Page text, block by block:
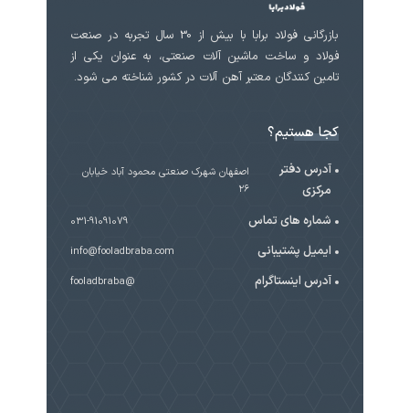
بازرگانی فولاد برابا با بیش از 30 سال تجربه در صنعت
فولاد و ساخت ماشین آلات صنعتی، به عنوان یکی از
تامین کنندگان معتبر آهن آلات در کشور شناخته می شود.
کجا هستیم؟
آدرس دفتر
مرکزی
اصفهان شهرک صنعتی محمود آباد خیابان
۲۶
شماره های تماس 031-91091079
ایمیل پشتیبانی info@fooladbraba.com
آدرس اینستاگرام @fooladbraba